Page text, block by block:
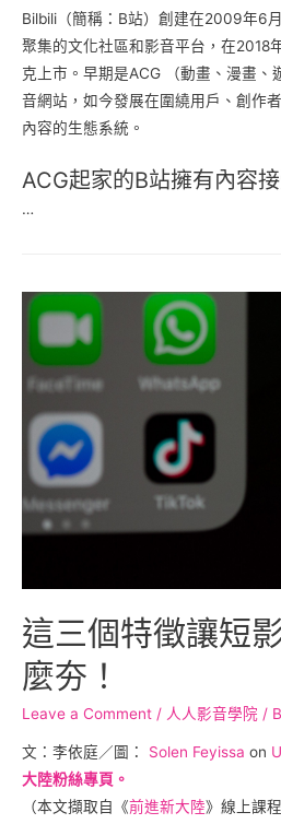
Bilbili（簡稱：B站）創建在2009年6
聚集的文化社區和影音平台，在2018
克上市。早期是ACG （動畫、漫畫、
音網站，如今發展在圍繞用戶、創作
內容的生態系統。
ACG起家的B站擁有內容
…
這三個特徵讓短
麼夯！
Leave a Comment / 人人影音學院 /
文：李依庭／圖： Solen Feyissa on
大陸粉絲專頁。
（本文擷取自《前進新大陸》線上課